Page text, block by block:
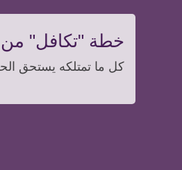
خطة "تكافل"
كل ما تمتلكه يستحق